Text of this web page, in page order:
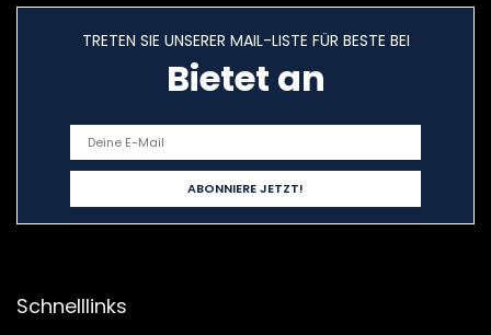
TRETEN SIE UNSERER MAIL-LISTE FÜR BESTE BEI
Bietet an
Schnelllinks